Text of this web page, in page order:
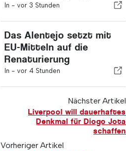
In - vor 3 Stunden
Das Alentejo setzt mit
EU-Mitteln auf die
Renaturierung
In - vor 4 Stunden
Nächster Artikel
Liverpool will dauerhaftes
Denkmal für Diogo Jota
schaffen
Vorheriger Artikel